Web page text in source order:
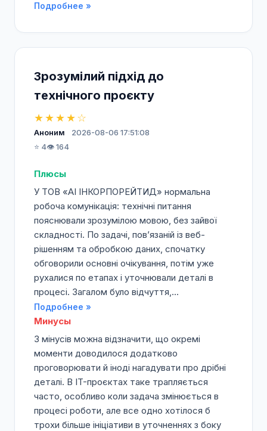
Подробнее »
Зрозумілий підхід до
технічного проєкту
★★★★☆
Аноним
2026-08-06 17:51:08
⭐ 4👁️ 164
Плюсы
У ТОВ «АІ ІНКОРПОРЕЙТИД» нормальна
робоча комунікація: технічні питання
пояснювали зрозумілою мовою, без зайвої
складності. По задачі, пов’язаній із веб-
рішенням та обробкою даних, спочатку
обговорили основні очікування, потім уже
рухалися по етапах і уточнювали деталі в
процесі. Загалом було відчуття,...
Подробнее »
Минусы
З мінусів можна відзначити, що окремі
моменти доводилося додатково
проговорювати й іноді нагадувати про дрібні
деталі. В IT-проєктах таке трапляється
часто, особливо коли задача змінюється в
процесі роботи, але все одно хотілося б
трохи більше ініціативи в уточненнях з боку